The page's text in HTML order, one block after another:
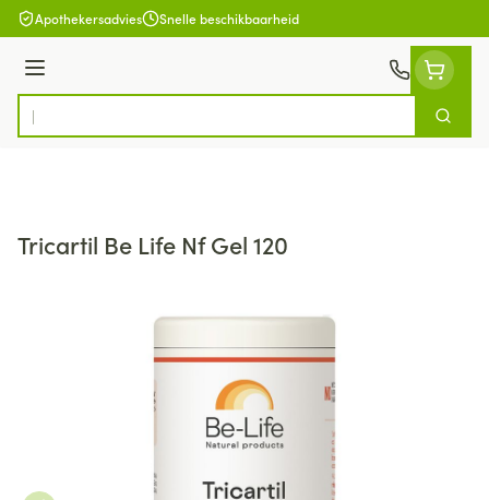
Ga naar de inhoud
Apothekersadvies Snelle beschikbaarheid
Menu
Product, merk, categorie...
Zoek
Tricartil Be Life Nf Gel 120